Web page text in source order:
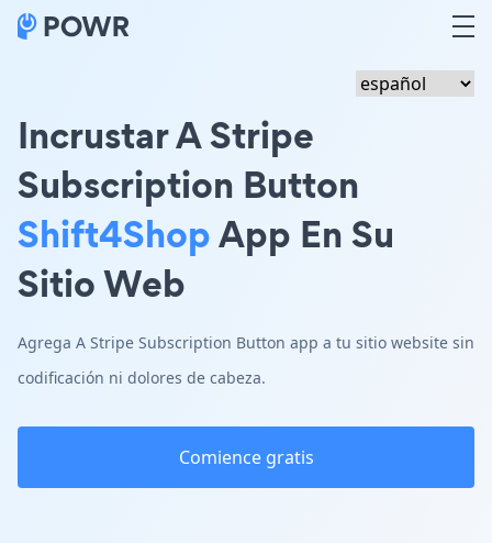
Incrustar A Stripe
Subscription Button
Shift4ShopApp En Su
Sitio Web
Agrega A Stripe Subscription Button app a tu sitio website sin
codificación ni dolores de cabeza.
Comience gratis